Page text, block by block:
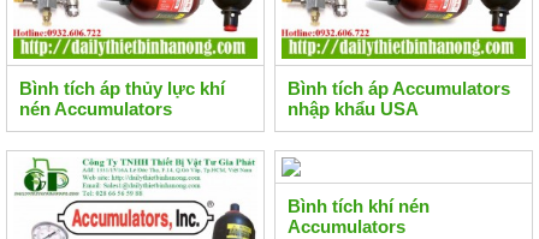
Bình tích áp thủy lực khí
nén Accumulators
Bình tích áp Accumulators
nhập khẩu USA
Bình tích khí nén
Accumulators